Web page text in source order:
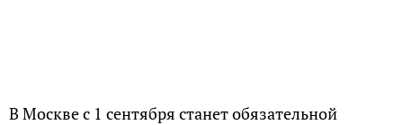
В Москве с 1 сентября станет обязательной